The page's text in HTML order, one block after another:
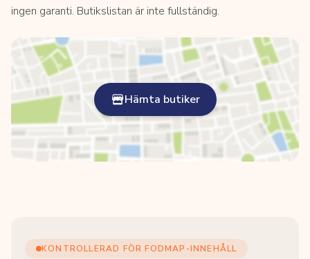
ingen garanti. Butikslistan är inte fullständig.
Hämta butiker
KONTROLLERAD FÖR FODMAP-INNEHÅLL